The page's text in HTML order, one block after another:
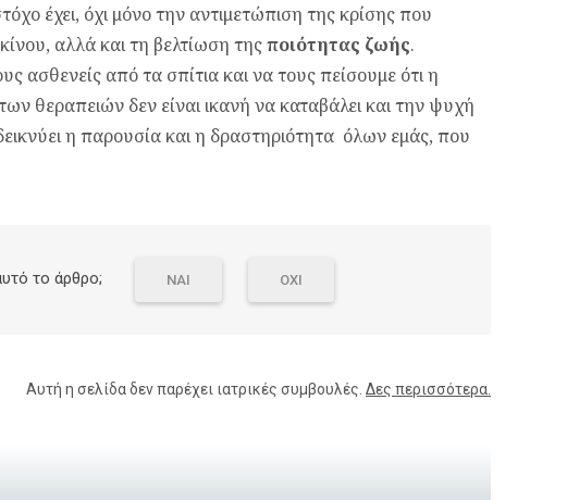
έχει, όχι μόνο την αντιμετώπιση της κρίσης που
αλλά και τη βελτίωση τηςποιότητας ζωής.
ασθενείς από τα σπίτια και να τους πείσουμε ότι η
θεραπειών δεν είναι ικανή να καταβάλει και την ψυχή
η παρουσία και η δραστηριότητα όλων εμάς, που
το άρθρο; ΝΑΙ ΟΧΙ
Αυτή η σελίδα δεν παρέχει ιατρικές συμβουλές. Δες περισσότερα.